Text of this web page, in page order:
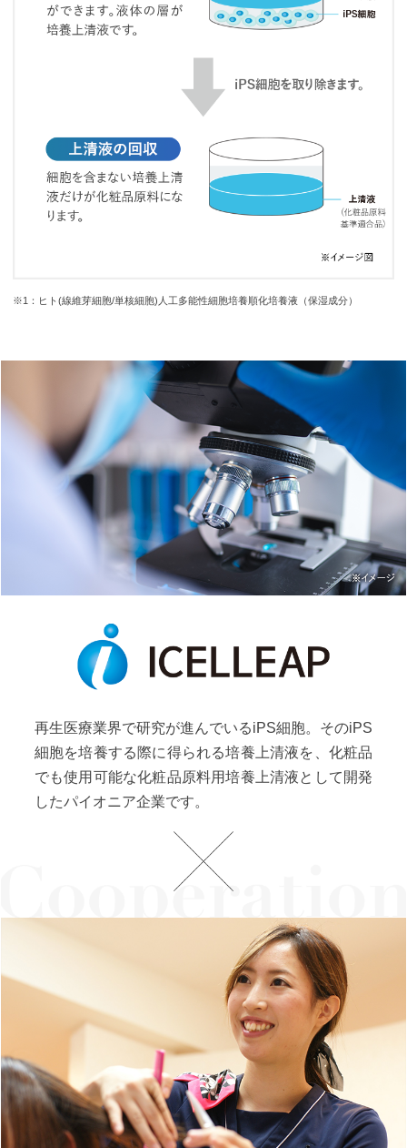
※1：ヒト(線維芽細胞/単核細胞)人工多能性細胞培養順化培養液（保湿成分）
再生医療業界で研究が進んでいるiPS細胞。そのiPS
細胞を培養する際に得られる培養上清液を、化粧品
でも使用可能な化粧品原料用培養上清液として開発
したパイオニア企業です。